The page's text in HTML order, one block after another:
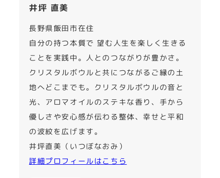
井坪 直美
長野県飯田市在住
自分の持つ本質で 望む人生を楽しく生きる
ことを実践中。人とのつながりが豊かさ。
クリスタルボウルと共につながるご縁の土
地へどこまでも。クリスタルボウルの音と
光、アロマオイルのステキな香り、手から
優しさや安心感が伝わる整体、幸せと平和
の波紋を広げます。
井坪直美（いつぼなおみ）
詳細プロフィールはこちら